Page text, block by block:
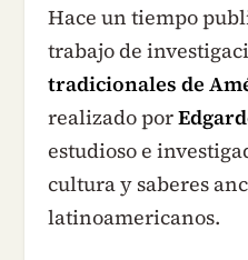
Hace un tiempo
trabajo de
tradicionales de
realizado por
estudioso e
cultura y saberes
latinoamericanos.